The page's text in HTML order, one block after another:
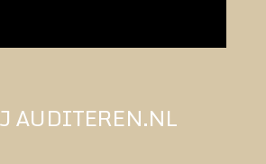
AUDITEREN.NL